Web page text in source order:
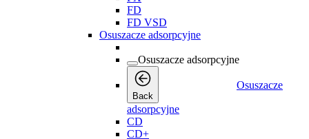
FD
FD VSD
Osuszacze adsorpcyjne
Osuszacze adsorpcyjne
Back
Osuszacze
adsorpcyjne
CD
CD+